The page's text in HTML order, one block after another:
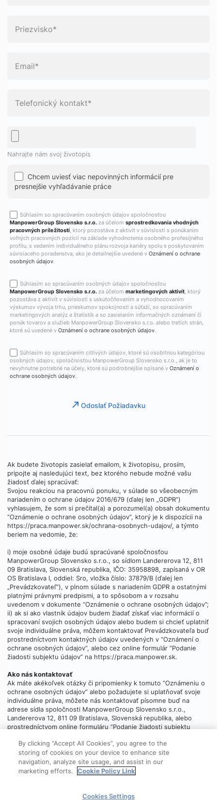
Nahrajte nám svoj životopis
Chcem uviesť viac nepovinných informácií pre
presnejšie vyhľadávanie práce
Súhlasím so spracúvaním osobných údajov spoločnosťou
ManpowerGroup Slovensko s.r.o. za účelom sprostredkovania vhodných
pracovných príležitostí, ktorý pozostáva z aktivít v súvislosti s ponúkaním
voľných pracovných pozícií na základe vyhodnotenia osobného profesijného
profilu, s vedením individuálneho plánu rozvoja kariéry spolu s poskytovaním
súvisiaceho poradenstva, ako je detailnejšie uvedené v Oznámení o ochrane
osobných údajov.
Súhlasím so spracúvaním osobných údajov spoločnosťou
ManpowerGroup Slovensko s.r.o. za účelom marketingových aktivít, ktorý
pozostáva z aktivít v súvislosti s uskutočňovaním a vyhodnocovaním
výskumov vývoja trhu, prieskumov spokojnosti a súťaží, so spracúvaním
marketingových analýz a štatistík a so zasielaním informačných oznámení či
ponúk tovarov a služieb ManpowerGroup Slovensko s.r.o. alebo tretích strán,
ktoré sú uvedené v Oznámení o ochrane osobných údajov.
Súhlasím so spracúvaním citlivých údajov, ktoré sú osobitnou kategóriou
osobných údajov, spoločnosťou ManpowerGroup Slovensko s.r.o., ak je to
nevyhnutne potrebné na účely, ktoré sú podrobnejšie opísané v Oznámení o
ochrane osobných údajov..
Odoslať Požiadavku
Ak budete životopis zasielať emailom, k životopisu, prosím,
pripojte aj nasledujúci text, bez ktorého nebude možné vašu
žiadosť ďalej spracúvať:
Svojou reakciou na pracovnú ponuku, v súlade so všeobecným
nariadením o ochrane údajov 2016/679 (ďalej len „GDPR“)
vyhlasujem, že som si prečítal(a) a porozumel(a) obsah dokumentu
“Oznámenie o ochrane osobných údajov”, ktorý je k dispozícii na
https://praca.manpower.sk/ochrana-osobnych-udajov/, a týmto
beriem na vedomie, že:
i) moje osobné údaje budú spracúvané spoločnosťou
ManpowerGroup Slovensko s.r.o., so sídlom Landererova 12, 811
09 Bratislava, Slovenská republika, IČO: 35958898, zapísaná v OR
OS Bratislava I, oddiel: Sro, vložka číslo: 37879/B (ďalej len
„Prevádzkovateľ“), v plnom súlade s nariadením GDPR a ostatnými
platnými právnymi predpismi, a to spôsobom a v rozsahu
uvedenom v dokumente “Oznámenie o ochrane osobných údajov”;
ii) ak si ako vlastník údajov budem žiadať získať viac informácií o
spracovaní svojich osobných údajov alebo budem si chcieť uplatniť
svoje individuálne práva, môžem kontaktovať Prevádzkovateľa buď
prostredníctvom kontaktných údajov uvedených v “Oznámení o
ochrane osobných údajov”, alebo cez online formulár “Podanie
žiadosti subjektu údajov” na https://praca.manpower.sk.
Ako nás kontaktovať
Ak máte akékoľvek otázky či pripomienky k tomuto “Oznámeniu o
ochrane osobných údajov” alebo požadujete si uplatňovať svoje
individuálne práva, môžete nás kontaktovať písomne buď na
adrese sídla spoločnosti ManpowerGroup Slovensko s.r.o.,
Landererova 12, 811 09 Bratislava, Slovenská republika, alebo
prostredníctvom online formuláru “Podanie žiadosti subjektu
By clicking “Accept All Cookies”, you agree to the
storing of cookies on your device to enhance site
navigation, analyze site usage, and assist in our
marketing efforts.
Cookie Policy Link
Cookies Settings